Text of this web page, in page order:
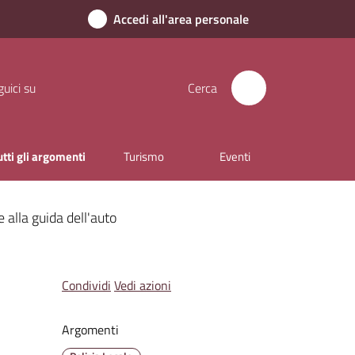
Accedi all'area personale
su Cerca
gli argomenti Turismo Eventi
alla guida dell'auto
Condividi Vedi azioni
Argomenti